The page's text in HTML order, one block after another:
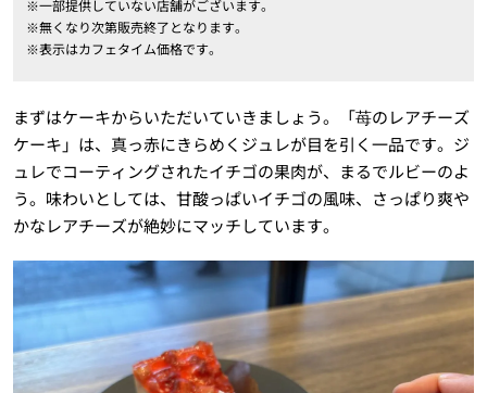
※一部提供していない店舗がございます。
※無くなり次第販売終了となります。
※表示はカフェタイム価格です。
まずはケーキからいただいていきましょう。「苺のレアチーズ
ケーキ」は、真っ赤にきらめくジュレが目を引く一品です。ジ
ュレでコーティングされたイチゴの果肉が、まるでルビーのよ
う。味わいとしては、甘酸っぱいイチゴの風味、さっぱり爽や
かなレアチーズが絶妙にマッチしています。